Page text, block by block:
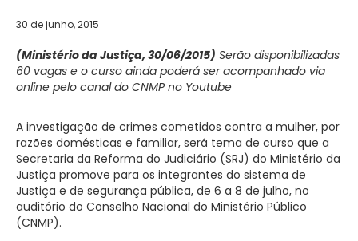
30 de junho, 2015
(Ministério da Justiça, 30/06/2015) Serão disponibilizadas
60 vagas e o curso ainda poderá ser acompanhado via
online pelo canal do CNMP no Youtube
A investigação de crimes cometidos contra a mulher, por
razões domésticas e familiar, será tema de curso que a
Secretaria da Reforma do Judiciário (SRJ) do Ministério da
Justiça promove para os integrantes do sistema de
Justiça e de segurança pública, de 6 a 8 de julho, no
auditório do Conselho Nacional do Ministério Público
(CNMP).